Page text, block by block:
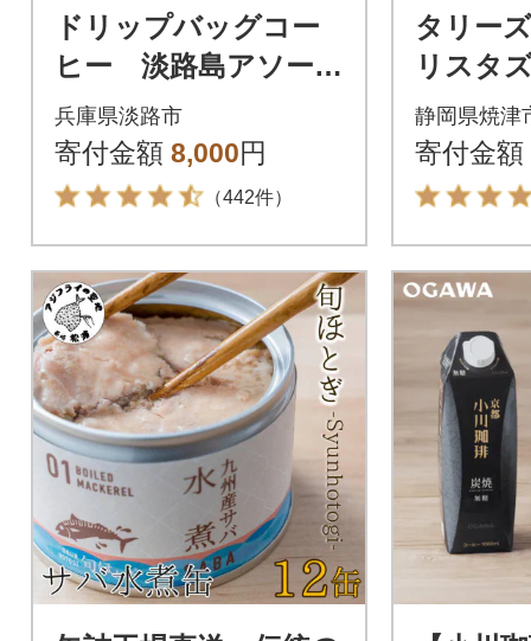
ドリップバッグコー
ヒー 淡路島アソート
セット 6種 60袋
飲み比べ ドリップ
バッグ at14609
兵庫県淡路市
寄付金額 8,000円
（442件）
タリー
リスタ
静岡県焼津
寄付金額